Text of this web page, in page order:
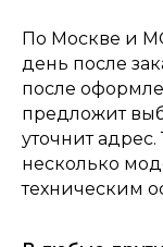
Консультация
По Москве и
день после
после
предложит
уточнит
несколько
техническим